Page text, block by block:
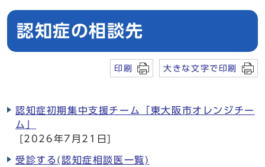
認知症の相談先
印刷 大きな文字で印刷
認知症初期集中支援チーム「東大阪市オレンジチー
ム」
[2026年7月21日]
受診する(認知症相談医一覧)